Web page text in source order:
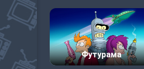
Футурама